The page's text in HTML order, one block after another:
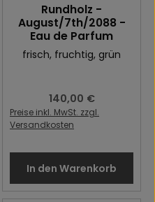
Rundholz -
August/7th/2088 -
Eau de Parfum
frisch, fruchtig, grün
Regulärer Preis:
140,00 €
Preise inkl. MwSt. zzgl.
Versandkosten
In den Warenkorb